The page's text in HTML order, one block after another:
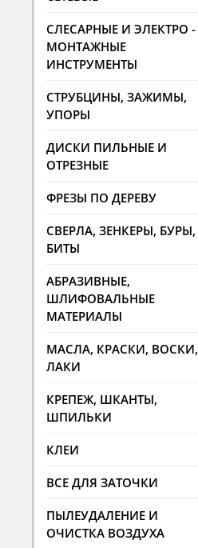
СЛЕСАРНЫЕ И ЭЛЕКТРО -
МОНТАЖНЫЕ
ИНСТРУМЕНТЫ
СТРУБЦИНЫ, ЗАЖИМЫ,
УПОРЫ
ДИСКИ ПИЛЬНЫЕ И
ОТРЕЗНЫЕ
ФРЕЗЫ ПО ДЕРЕВУ
СВЕРЛА, ЗЕНКЕРЫ, БУРЫ,
БИТЫ
АБРАЗИВНЫЕ,
ШЛИФОВАЛЬНЫЕ
МАТЕРИАЛЫ
МАСЛА, КРАСКИ, ВОСКИ,
ЛАКИ
КРЕПЕЖ, ШКАНТЫ,
ШПИЛЬКИ
КЛЕИ
ВСЕ ДЛЯ ЗАТОЧКИ
ПЫЛЕУДАЛЕНИЕ И
ОЧИСТКА ВОЗДУХА